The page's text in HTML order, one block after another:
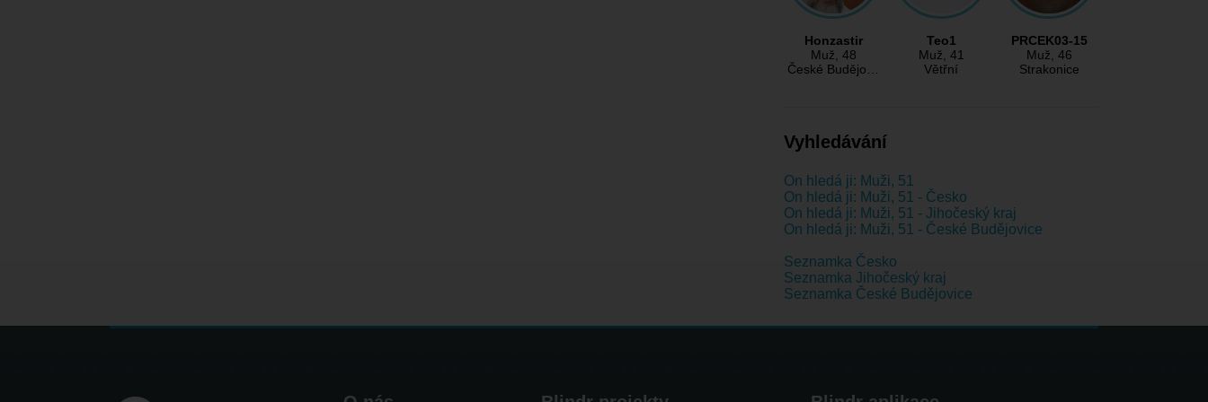
Honzastir
Muž, 48
České Budějo…
Teo1
Muž, 41
Větřní
PRCEK03-15
Muž, 46
Strakonice
Vyhledávání
On hledá ji: Muži, 51
On hledá ji: Muži, 51 - Česko
On hledá ji: Muži, 51 - Jihočeský kraj
On hledá ji: Muži, 51 - České Budějovice
Seznamka Česko
Seznamka Jihočeský kraj
Seznamka České Budějovice